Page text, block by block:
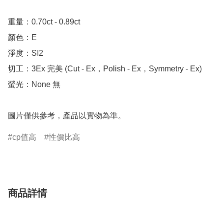
重量：0.70ct - 0.89ct
顏色：E
淨度：SI2
切工：3Ex 完美 (Cut - Ex，Polish - Ex，Symmetry - Ex)
螢光：None 無
圖片僅供參考，產品以實物為準。
cp值高 性價比高
商品詳情